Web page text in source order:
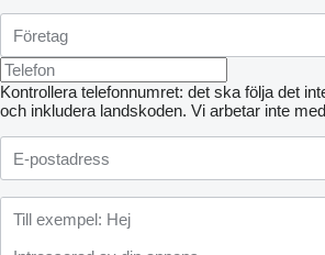
Kontrollera telefonnumret: det ska följa det
och inkludera landskoden. Vi arbetar inte